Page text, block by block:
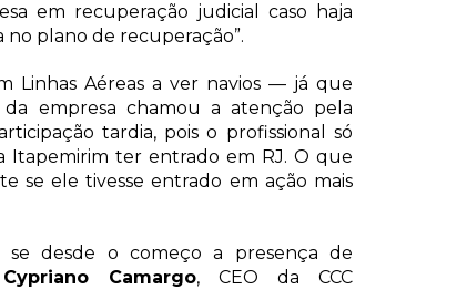
em recuperação judicial caso haja
plano de recuperação”.
Linhas Aéreas a ver navios — já que
empresa chamou a atenção pela
tardia, pois o profissional só
Itapemirim ter entrado em RJ. O que
se ele tivesse entrado em ação mais
se desde o começo a presença de
Cypriano Camargo, CEO da CCC